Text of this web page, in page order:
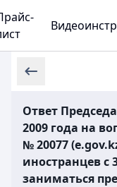
Ответ
2009 года на
№ 20077
иностранцев с
заниматься